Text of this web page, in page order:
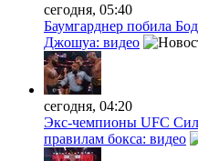
сегодня, 05:40
Баумгарднер побила
Джошуа: видео
сегодня, 04:20
Экс-чемпионы UFC
правилам бокса: видео